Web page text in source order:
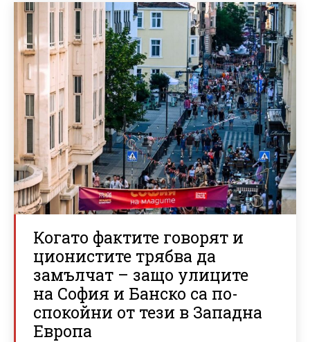
Когато фактите говорят и
ционистите трябва да
замълчат – защо улиците
на София и Банско са по-
спокойни от тези в Западна
Европа